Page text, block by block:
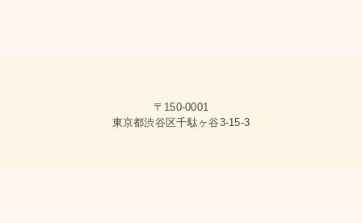
〒150-0001
東京都渋谷区千駄ヶ谷3-15-3